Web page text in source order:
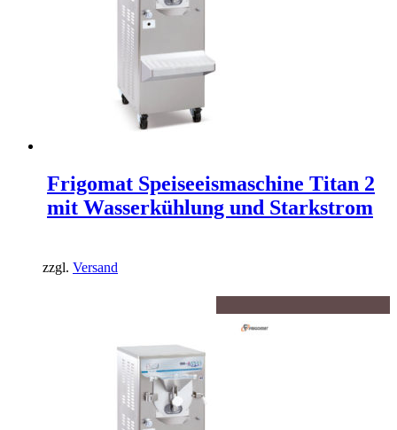
Frigomat Speiseeismaschine Titan 2
mit Wasserkühlung und Starkstrom
zzgl. Versand